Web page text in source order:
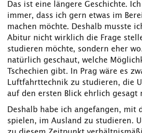
Das ist eine längere Geschichte.
immer, dass ich gern etwas im
machen möchte. Deshalb musste
Abitur nicht wirklich die Frage
studieren möchte, sondern eher
natürlich geschaut, welche
Tschechien gibt. In Prag wäre es
Luftfahrttechnik zu studieren, die
auf den ersten Blick ehrlich gesagt
Deshalb habe ich angefangen, mit
spielen, im Ausland zu studieren.